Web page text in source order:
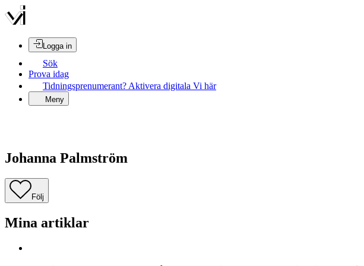
Logga in
Sök
Prova idag
Tidningsprenumerant? Aktivera digitala Vi här
Meny
Johanna Palmström
Följ
Mina artiklar